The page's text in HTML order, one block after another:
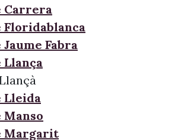
Carrera
Fabra
Lleida
Margarit